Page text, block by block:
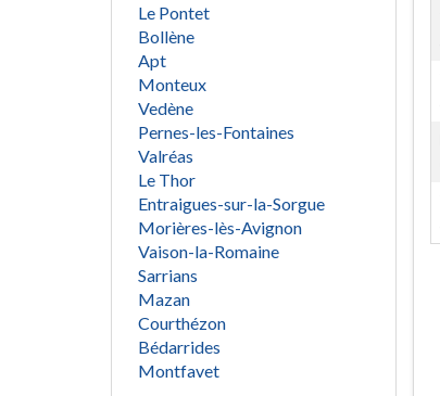
Le Pontet
Bollène
Apt
Monteux
Vedène
Pernes-les-Fontaines
Valréas
Le Thor
Entraigues-sur-la-Sorgue
Morières-lès-Avignon
Vaison-la-Romaine
Sarrians
Mazan
Courthézon
Bédarrides
Montfavet